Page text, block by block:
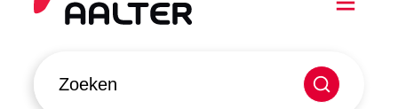
Zoeken